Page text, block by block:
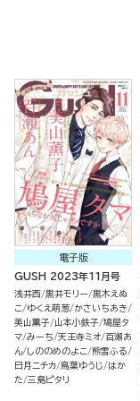
電子版
GUSH 2023年11月号
浅井西 黒井モリー 黒木えぬ
こ
ゆくえ萌葱 かさいちあき
美山薫子 山本小鉄子 鳩屋タ
マ みーち 天王寺ミオ 百瀬あ
ん しののめのよこ 熊雪ふる
日月ニチカ
鳥葉ゆうじ
はか
た 三島ピタリ